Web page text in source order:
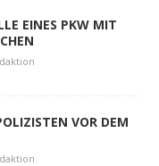
EINES PKW MIT
VOR DEM